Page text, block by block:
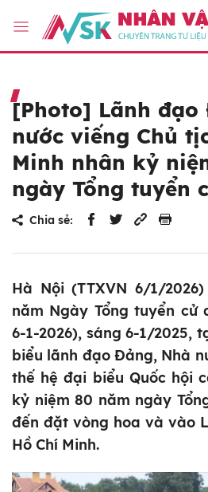
[Photo] Lãnh đạo
nước viếng Chủ
Minh nhân kỷ
ngày Tổng tuyển
Chia sẻ:
Hà Nội (TTXVN 6/1/
năm Ngày Tổng tuyển cử
6-1-2026), sáng 6-1/2025,
biểu lãnh đạo Đảng, Nhà
thế hệ đại biểu Quốc hội
kỷ niệm 80 năm ngày
đến đặt vòng hoa và vào
Hồ Chí Minh.